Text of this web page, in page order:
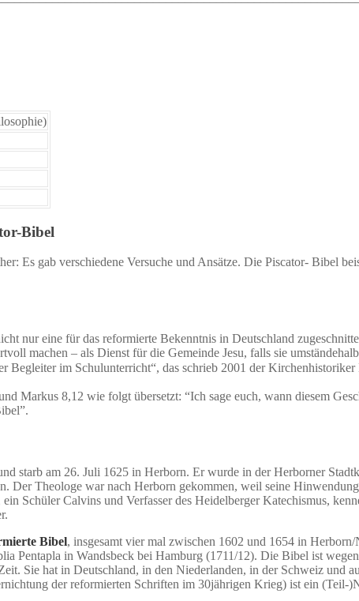
Bibel
Es gab verschiedene Versuche und Ansätze. Die Piscator- Bibel
nur eine für das reformierte Bekenntnis in Deutschland
machen – als Dienst für die Gemeinde Jesu, falls sie
Begleiter im Schulunterricht“, das schrieb 2001 der
Markus 8,12 wie folgt übersetzt: “Ich sage euch, wann diesem
starb am 26. Juli 1625 in Herborn. Er wurde in der Herborner
Der Theologe war nach Herborn gekommen, weil seine
Schüler Calvins und Verfasser des Heidelberger Katechismus,
Bibel, insgesamt vier mal zwischen 1602 und 1654 in
Pentapla in Wandsbeck bei Hamburg (1711/12). Die Bibel ist
Sie hat in Deutschland, in den Niederlanden, in der Schweiz und
der reformierten Schriften im 30jährigen Krieg) ist ein (Teil-